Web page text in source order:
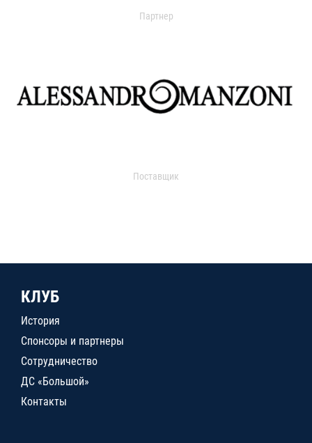
Партнер
Поставщик
КЛУБ
История
Спонсоры и партнеры
Сотрудничество
ДС «Большой»
Контакты